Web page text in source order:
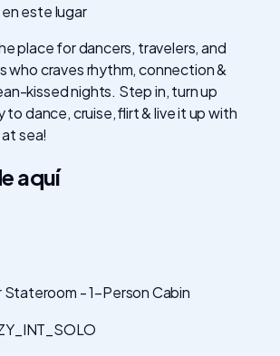
este lugar
place for dancers, travelers, and
who craves rhythm, connection &
kissed nights. Step in, turn up
to dance, cruise, flirt & live it up with
sea!
aquí
Stateroom - 1-Person Cabin